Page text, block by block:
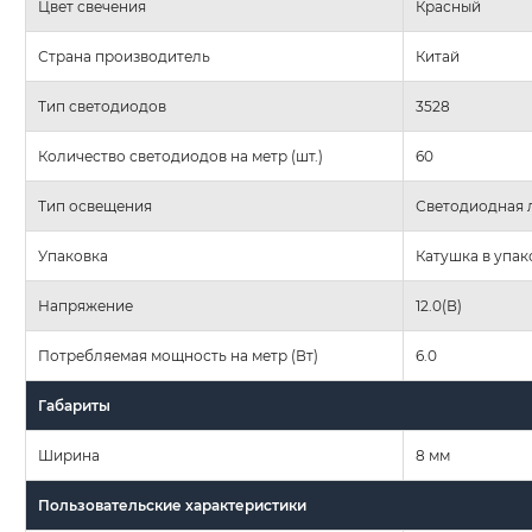
Цвет свечения Красный
Страна производитель Китай
Тип светодиодов 3528
Количество светодиодов на метр (шт.) 60
Тип освещения Светодиодная
Упаковка Катушка в
Напряжение 12.0(В)
Потребляемая мощность на метр (Вт) 6.0
Габариты
Ширина 8 мм
Пользовательские характеристики